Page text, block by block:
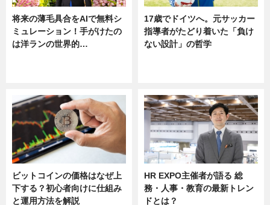
将来の薄毛具合をAIで無料シ
ミュレーション！手がけたの
は洋ランの世界的…
17歳でドイツへ。元サッカー
指導者がたどり着いた「負け
ない設計」の哲学
ビットコインの価格はなぜ上
下する？初心者向けに仕組み
と運用方法を解説
HR EXPO主催者が語る 総
務・人事・教育の最新トレン
ドとは？